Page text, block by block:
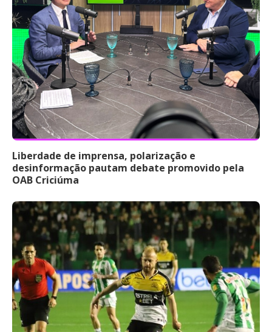
Liberdade de imprensa, polarização e
desinformação pautam debate promovido pela
OAB Criciúma